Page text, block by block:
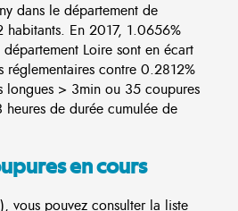
dans le département de
habitants. En 2017, 1.0656%
Loire sont en écart
réglementaires contre 0.2812%
> 3min ou 35 coupures
de durée cumulée de
en cours
vous pouvez consulter la liste